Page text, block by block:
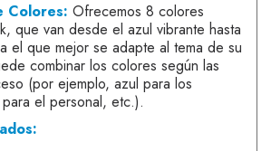
Colores: Ofrecemos 8 colores
que van desde el azul vibrante hasta
el que mejor se adapte al tema de su
combinar los colores según las
(por ejemplo, azul para los
el personal, etc.).